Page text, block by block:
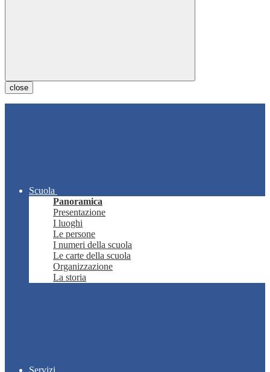
close
Scuola
Panoramica
Presentazione
I luoghi
Le persone
I numeri della scuola
Le carte della scuola
Organizzazione
La storia